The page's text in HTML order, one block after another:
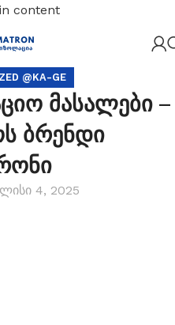
content
@KA-GE
მასალები –
ბრენდი
4, 2025